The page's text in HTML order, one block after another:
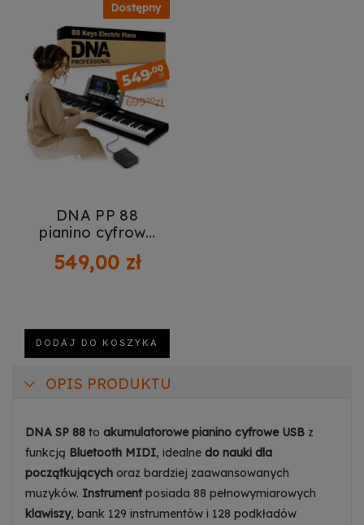
OPIS PRODUKTU
DNA SP 88 to akumulatorowe pianino cyfrowe USB z
funkcją Bluetooth MIDI, idealne do nauki dla
początkujących oraz bardziej zaawansowanych
muzyków. Instrumentposiada 88 pełnowymiarowych
klawiszy, bank 129 instrumentów i 128 podkładów
Dostępny
DNA PP 88
pianino cyfrowe
pełnowymiarowe
klawisze do nauki
549,00 zł
DODAJ DO KOSZYKA